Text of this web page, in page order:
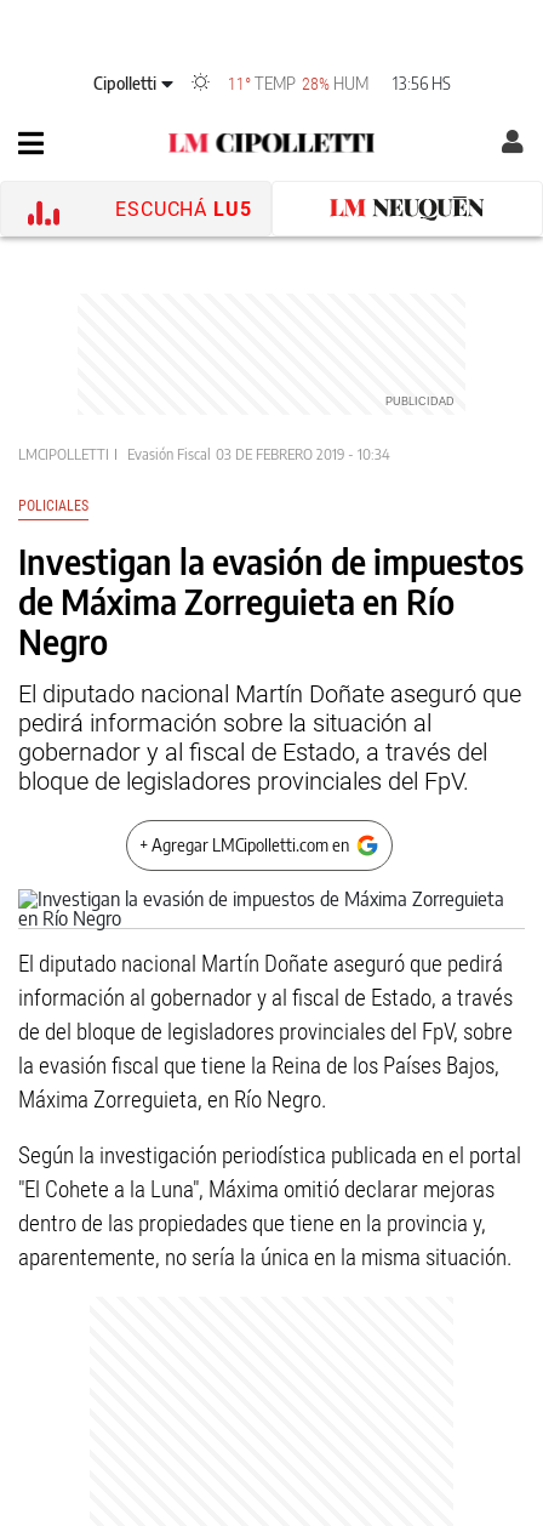
Cipolletti 11° TEMP 28% HUM 13:56 HS
ESCUCHÁ LU5
LMCIPOLLETTI Evasión Fiscal 03 DE FEBRERO 2019 - 10:34
POLICIALES
Investigan la evasión de impuestos
de Máxima Zorreguieta en Río
Negro
El diputado nacional Martín Doñate aseguró que
pedirá información sobre la situación al
gobernador y al fiscal de Estado, a través del
bloque de legisladores provinciales del FpV.
+ Agregar LMCipolletti.com en
El diputado nacional Martín Doñate aseguró que pedirá
información al gobernador y al fiscal de Estado, a través
de del bloque de legisladores provinciales del FpV, sobre
la evasión fiscal que tiene la Reina de los Países Bajos,
Máxima Zorreguieta, en Río Negro.
Según la investigación periodística publicada en el portal
"El Cohete a la Luna", Máxima omitió declarar mejoras
dentro de las propiedades que tiene en la provincia y,
aparentemente, no sería la única en la misma situación.